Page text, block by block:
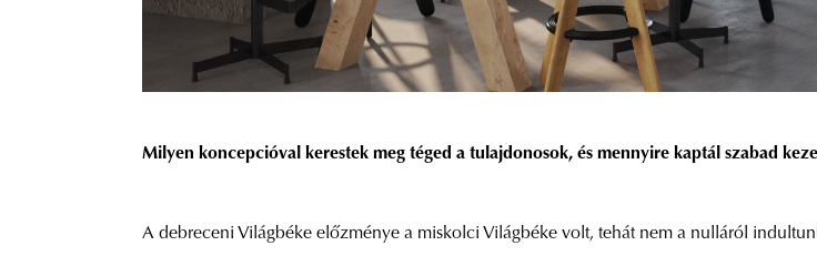
Milyen koncepcióval kerestek meg téged a tulajdonosok, és mennyire kaptál szabad
A debreceni Világbéke előzménye a miskolci Világbéke volt, tehát nem a nulláról